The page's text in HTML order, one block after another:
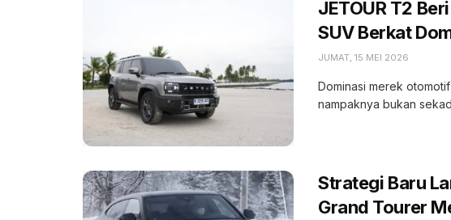
JETOUR T2
SUV Berkat
JUMAT, 15 MEI 2026
Dominasi merek
nampaknya bukan
Strategi Baru
Grand Tourer